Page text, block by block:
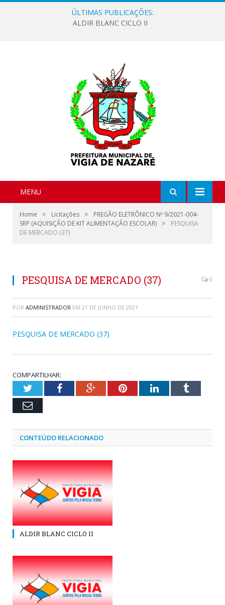
ÚLTIMAS PUBLICAÇÕES:
ALDIR BLANC CICLO II
MENU
Home » Licitações »
PREGÃO ELETRÔNICO Nº 9/2021-004-
SRP (AQUISIÇÃO DE KIT ALIMENTAÇÃO ESCOLAR) »
PESQUISA
DE MERCADO (37)
PESQUISA DE MERCADO (37) 0
POR ADMINISTRADOR EM 21 DE JUNHO DE 2021
PESQUISA DE MERCADO (37)
COMPARTILHAR:
TwitterFacebookGoogle+PinterestLinkedInTumblr
Email
CONTEÚDO RELACIONADO
ALDIR BLANC CICLO II